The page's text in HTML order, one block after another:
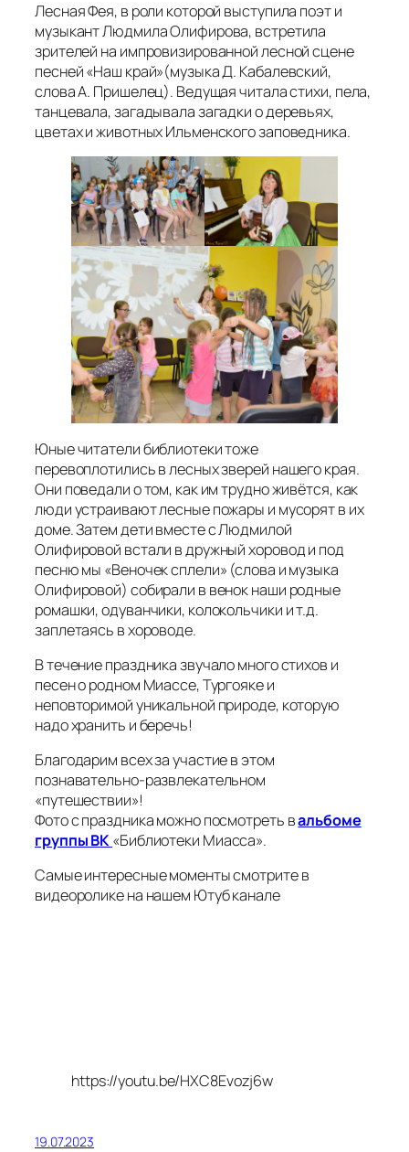
Лесная Фея, в роли которой выступила поэт и
музыкант Людмила Олифирова, встретила
зрителей на импровизированной лесной сцене
песней «Наш край»(музыка Д. Кабалевский,
слова А. Пришелец). Ведущая читала стихи, пела,
танцевала, загадывала загадки о деревьях,
цветах и животных Ильменского заповедника.
Юные читатели библиотеки тоже
перевоплотились в лесных зверей нашего края.
Они поведали о том, как им трудно живётся, как
люди устраивают лесные пожары и мусорят в их
доме. Затем дети вместе с Людмилой
Олифировой встали в дружный хоровод и под
песню мы «Веночек сплели» (слова и музыка
Олифировой) собирали в венок наши родные
ромашки, одуванчики, колокольчики и т.д.
заплетаясь в хороводе.
В течение праздника звучало много стихов и
песен о родном Миассе, Тургояке и
неповторимой уникальной природе, которую
надо хранить и беречь!
Благодарим всех за участие в этом
познавательно-развлекательном
«путешествии»!
Фото с праздника можно посмотреть вальбоме
группы ВК«Библиотеки Миасса».
Самые интересные моменты смотрите в
видеоролике на нашем Ютуб канале
https://youtu.be/HXC8Evozj6w
19.07.2023